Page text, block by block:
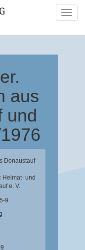
ein-/
aus
und
Donaustauf
Heimat- und
e. V.
9